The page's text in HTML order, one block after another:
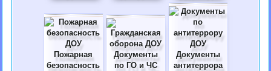
Пожарная
безопасность
Документы
по ГО и ЧС
Документы
антитеррора